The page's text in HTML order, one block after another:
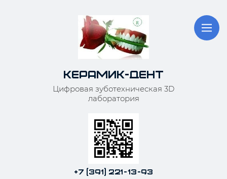
Керамик-Дент
Цифровая зуботехническая 3D
лаборатория
+7 (391) 221-13-93